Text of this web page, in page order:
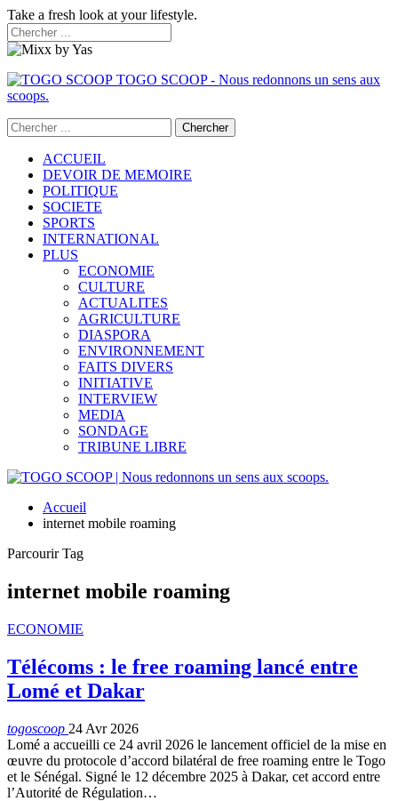
Take a fresh look at your lifestyle.
TOGO SCOOP - Nous redonnons un sens aux
scoops.
ACCUEIL
DEVOIR DE MEMOIRE
POLITIQUE
SOCIETE
SPORTS
INTERNATIONAL
PLUS
ECONOMIE
CULTURE
ACTUALITES
AGRICULTURE
DIASPORA
ENVIRONNEMENT
FAITS DIVERS
INITIATIVE
INTERVIEW
MEDIA
SONDAGE
TRIBUNE LIBRE
Accueil
internet mobile roaming
Parcourir Tag
internet mobile roaming
ECONOMIE
Télécoms : le free roaming lancé entre
Lomé et Dakar
togoscoop 24 Avr 2026
Lomé a accueilli ce 24 avril 2026 le lancement officiel de la mise en
œuvre du protocole d’accord bilatéral de free roaming entre le Togo
et le Sénégal. Signé le 12 décembre 2025 à Dakar, cet accord entre
l’Autorité de Régulation…